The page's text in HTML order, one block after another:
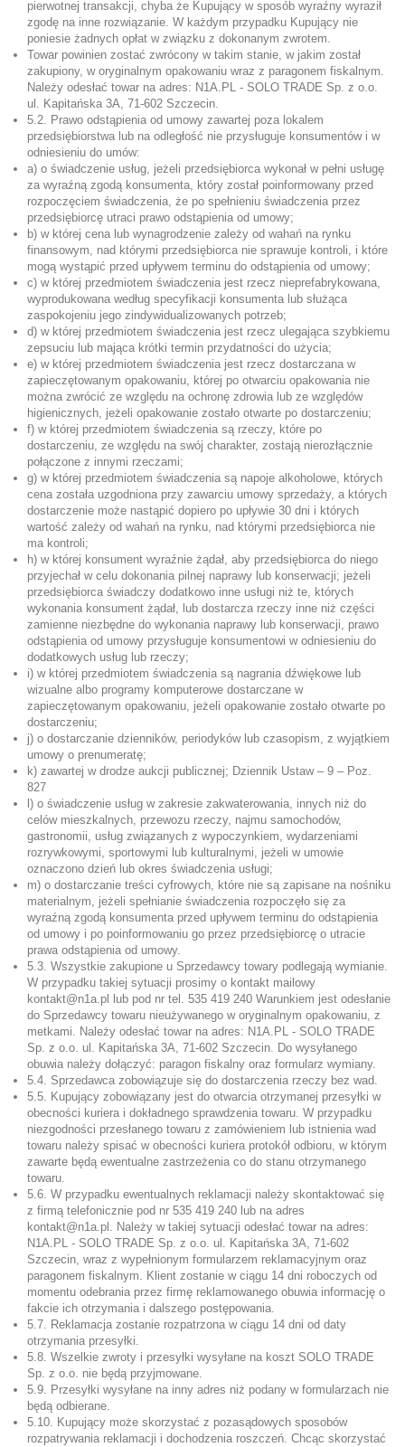
pierwotnej transakcji, chyba że Kupujący w sposób wyraźny wyraził
zgodę na inne rozwiązanie. W każdym przypadku Kupujący nie
poniesie żadnych opłat w związku z dokonanym zwrotem.
Towar powinien zostać zwrócony w takim stanie, w jakim został
zakupiony, w oryginalnym opakowaniu wraz z paragonem fiskalnym.
Należy odesłać towar na adres: N1A.PL - SOLO TRADE Sp. z o.o.
ul. Kapitańska 3A, 71-602 Szczecin.
5.2. Prawo odstąpienia od umowy zawartej poza lokalem
przedsiębiorstwa lub na odległość nie przysługuje konsumentów i w
odniesieniu do umów:
a) o świadczenie usług, jeżeli przedsiębiorca wykonał w pełni usługę
za wyraźną zgodą konsumenta, który został poinformowany przed
rozpoczęciem świadczenia, że po spełnieniu świadczenia przez
przedsiębiorcę utraci prawo odstąpienia od umowy;
b) w której cena lub wynagrodzenie zależy od wahań na rynku
finansowym, nad którymi przedsiębiorca nie sprawuje kontroli, i które
mogą wystąpić przed upływem terminu do odstąpienia od umowy;
c) w której przedmiotem świadczenia jest rzecz nieprefabrykowana,
wyprodukowana według specyfikacji konsumenta lub służąca
zaspokojeniu jego zindywidualizowanych potrzeb;
d) w której przedmiotem świadczenia jest rzecz ulegająca szybkiemu
zepsuciu lub mająca krótki termin przydatności do użycia;
e) w której przedmiotem świadczenia jest rzecz dostarczana w
zapieczętowanym opakowaniu, której po otwarciu opakowania nie
można zwrócić ze względu na ochronę zdrowia lub ze względów
higienicznych, jeżeli opakowanie zostało otwarte po dostarczeniu;
f) w której przedmiotem świadczenia są rzeczy, które po
dostarczeniu, ze względu na swój charakter, zostają nierozłącznie
połączone z innymi rzeczami;
g) w której przedmiotem świadczenia są napoje alkoholowe, których
cena została uzgodniona przy zawarciu umowy sprzedaży, a których
dostarczenie może nastąpić dopiero po upływie 30 dni i których
wartość zależy od wahań na rynku, nad którymi przedsiębiorca nie
ma kontroli;
h) w której konsument wyraźnie żądał, aby przedsiębiorca do niego
przyjechał w celu dokonania pilnej naprawy lub konserwacji; jeżeli
przedsiębiorca świadczy dodatkowo inne usługi niż te, których
wykonania konsument żądał, lub dostarcza rzeczy inne niż części
zamienne niezbędne do wykonania naprawy lub konserwacji, prawo
odstąpienia od umowy przysługuje konsumentowi w odniesieniu do
dodatkowych usług lub rzeczy;
i) w której przedmiotem świadczenia są nagrania dźwiękowe lub
wizualne albo programy komputerowe dostarczane w
zapieczętowanym opakowaniu, jeżeli opakowanie zostało otwarte po
dostarczeniu;
j) o dostarczanie dzienników, periodyków lub czasopism, z wyjątkiem
umowy o prenumeratę;
k) zawartej w drodze aukcji publicznej; Dziennik Ustaw – 9 – Poz.
827
l) o świadczenie usług w zakresie zakwaterowania, innych niż do
celów mieszkalnych, przewozu rzeczy, najmu samochodów,
gastronomii, usług związanych z wypoczynkiem, wydarzeniami
rozrywkowymi, sportowymi lub kulturalnymi, jeżeli w umowie
oznaczono dzień lub okres świadczenia usługi;
m) o dostarczanie treści cyfrowych, które nie są zapisane na nośniku
materialnym, jeżeli spełnianie świadczenia rozpoczęło się za
wyraźną zgodą konsumenta przed upływem terminu do odstąpienia
od umowy i po poinformowaniu go przez przedsiębiorcę o utracie
prawa odstąpienia od umowy.
5.3. Wszystkie zakupione u Sprzedawcy towary podlegają wymianie.
W przypadku takiej sytuacji prosimy o kontakt mailowy
kontakt@n1a.pl lub pod nr tel. 535 419 240 Warunkiem jest odesłanie
do Sprzedawcy towaru nieużywanego w oryginalnym opakowaniu, z
metkami. Należy odesłać towar na adres: N1A.PL - SOLO TRADE
Sp. z o.o. ul. Kapitańska 3A, 71-602 Szczecin. Do wysyłanego
obuwia należy dołączyć: paragon fiskalny oraz formularz wymiany.
5.4. Sprzedawca zobowiązuje się do dostarczenia rzeczy bez wad.
5.5. Kupujący zobowiązany jest do otwarcia otrzymanej przesyłki w
obecności kuriera i dokładnego sprawdzenia towaru. W przypadku
niezgodności przesłanego towaru z zamówieniem lub istnienia wad
towaru należy spisać w obecności kuriera protokół odbioru, w którym
zawarte będą ewentualne zastrzeżenia co do stanu otrzymanego
towaru.
5.6. W przypadku ewentualnych reklamacji należy skontaktować się
z firmą telefonicznie pod nr 535 419 240 lub na adres
kontakt@n1a.pl. Należy w takiej sytuacji odesłać towar na adres:
N1A.PL - SOLO TRADE Sp. z o.o. ul. Kapitańska 3A, 71-602
Szczecin, wraz z wypełnionym formularzem reklamacyjnym oraz
paragonem fiskalnym. Klient zostanie w ciągu 14 dni roboczych od
momentu odebrania przez firmę reklamowanego obuwia informację o
fakcie ich otrzymania i dalszego postępowania.
5.7. Reklamacja zostanie rozpatrzona w ciągu 14 dni od daty
otrzymania przesyłki.
5.8. Wszelkie zwroty i przesyłki wysyłane na koszt SOLO TRADE
Sp. z o.o. nie będą przyjmowane.
5.9. Przesyłki wysyłane na inny adres niż podany w formularzach nie
będą odbierane.
5.10. Kupujący może skorzystać z pozasądowych sposobów
rozpatrywania reklamacji i dochodzenia roszczeń. Chcąc skorzystać